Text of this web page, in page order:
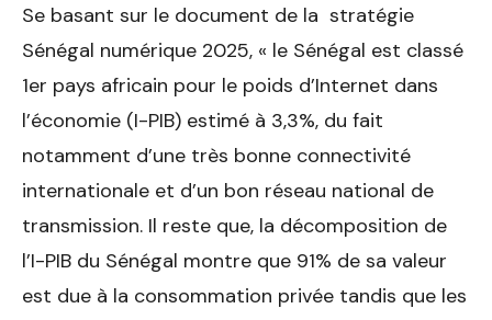
Se basant sur le document de la stratégie
Sénégal numérique 2025, « le Sénégal est classé
1er pays africain pour le poids d’Internet dans
l’économie (I-PIB) estimé à 3,3%, du fait
notamment d’une très bonne connectivité
internationale et d’un bon réseau national de
transmission. Il reste que, la décomposition de
l’I-PIB du Sénégal montre que 91% de sa valeur
est due à la consommation privée tandis que les